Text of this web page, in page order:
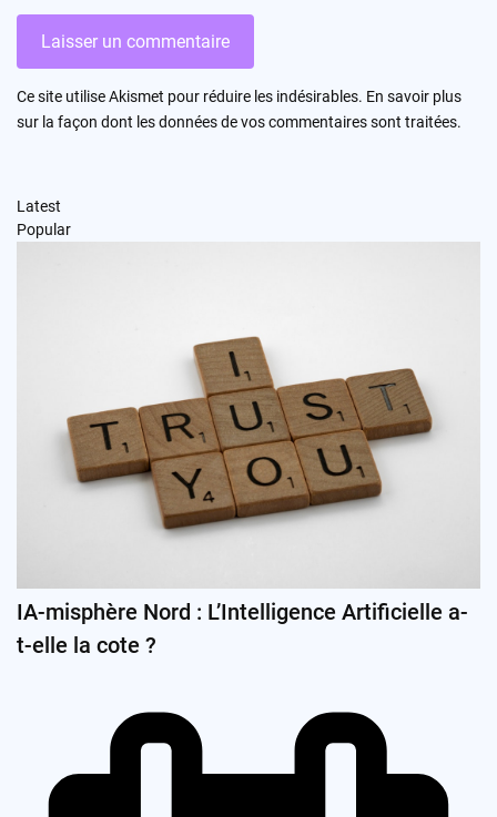
Ce site utilise Akismet pour réduire les indésirables. En savoir plus
sur la façon dont les données de vos commentaires sont traitées.
Latest
Popular
IA-misphère Nord : L’Intelligence Artificielle a-
t-elle la cote ?